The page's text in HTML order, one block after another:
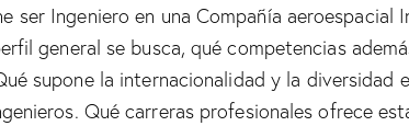
ser Ingeniero en una Compañía
general se busca, qué competencias
supone la internacionalidad y la
Qué carreras profesionales ofrece